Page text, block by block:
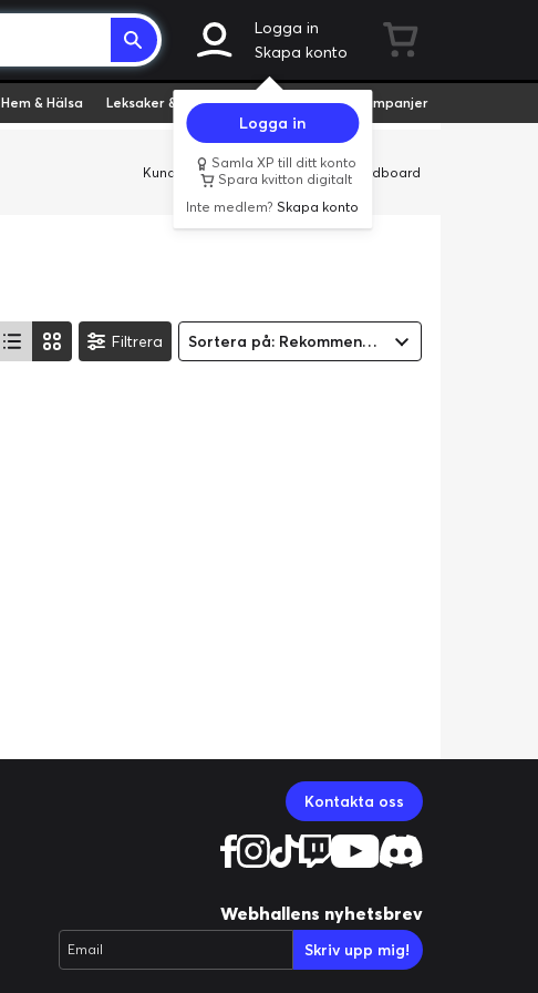
Logga in
Skapa konto
Logga in
Samla XP till ditt konto
Spara kvitton digitalt
Inte medlem?Skapa konto
Hem & Hälsa Leksaker & Hobby Fyndvaror Kampanjer
Kundservice Butiker Företag Cardboard
Filtrera Sortera på: Rekommenderad
Kontakta oss
Webhallens nyhetsbrev
Email Skriv upp mig!